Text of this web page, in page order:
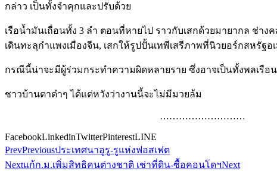
กล่าว เป็นทั้งจำคุกและปรับด้วย
เรือน้ำมันเถื่อนทั้ง 3 ลำ ตอนที่หายไป ราวกับเสกด้วยมายากล ช่าง
เดินทะลุกำแพงเมืองจีน, เสกให้รูปปั้นเทพีเสรีภาพที่นิวยอร์กสหรัฐ
กรณีนี้น่าจะมีผู้ร่วมกระทำความผิดหลายราย ซึ่งอาจเป็นทั้งพลเรื
ชาวบ้านตาดำๆ ได้แต่หวังว่างานนี้จะไม่มีมวยล้ม
………………………
FacebookLinkedinTwitterPinterestLINE
PrevPreviousประเทศนาอูรู-รูแห่งฟอสเฟต
Nextแก้ก.ม.เพิ่มสิทธิคนต่างชาติ เช่าที่ดิน-ซื้อคอนโดฯNext